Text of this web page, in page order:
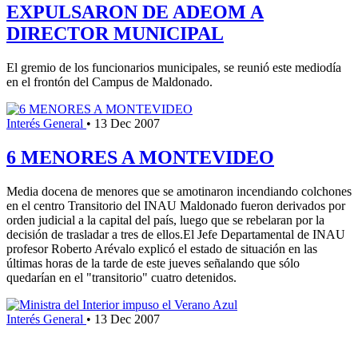
EXPULSARON DE ADEOM A
DIRECTOR MUNICIPAL
El gremio de los funcionarios municipales, se reunió este mediodía
en el frontón del Campus de Maldonado.
Interés General • 13 Dec 2007
6 MENORES A MONTEVIDEO
Media docena de menores que se amotinaron incendiando colchones
en el centro Transitorio del INAU Maldonado fueron derivados por
orden judicial a la capital del país, luego que se rebelaran por la
decisión de trasladar a tres de ellos.El Jefe Departamental de INAU
profesor Roberto Arévalo explicó el estado de situación en las
últimas horas de la tarde de este jueves señalando que sólo
quedarían en el "transitorio" cuatro detenidos.
Interés General • 13 Dec 2007